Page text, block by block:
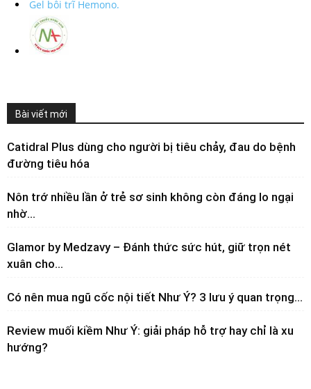
Gel bôi trĩ Hemono.
Bài viết mới
Catidral Plus dùng cho người bị tiêu chảy, đau do bệnh
đường tiêu hóa
Nôn trớ nhiều lần ở trẻ sơ sinh không còn đáng lo ngại
nhờ...
Glamor by Medzavy – Đánh thức sức hút, giữ trọn nét
xuân cho...
Có nên mua ngũ cốc nội tiết Như Ý? 3 lưu ý quan trọng...
Review muối kiềm Như Ý: giải pháp hỗ trợ hay chỉ là xu
hướng?